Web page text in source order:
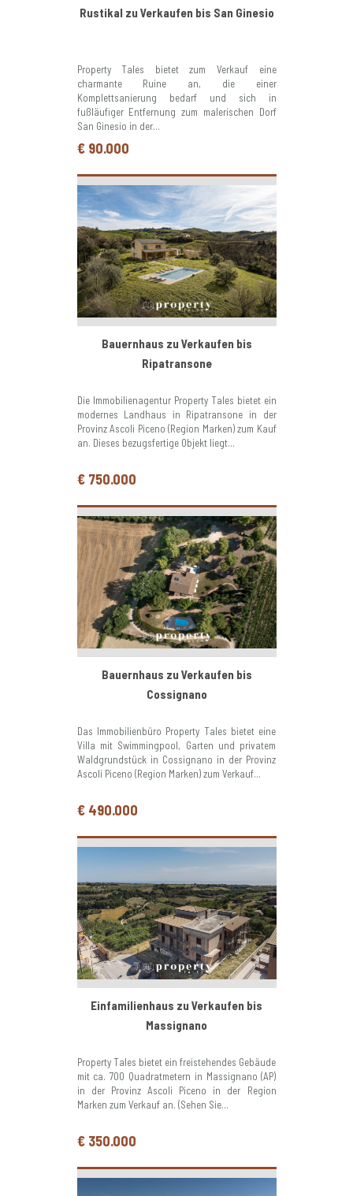
Rustikal zu Verkaufen bis San Ginesio
Property Tales bietet zum Verkauf eine
charmante Ruine an, die einer
Komplettsanierung bedarf und sich in
fußläufiger Entfernung zum malerischen Dorf
San Ginesio in der...
€ 90.000
Bauernhaus zu Verkaufen bis
Ripatransone
Die Immobilienagentur Property Tales bietet ein
modernes Landhaus in Ripatransone in der
Provinz Ascoli Piceno (Region Marken) zum Kauf
an. Dieses bezugsfertige Objekt liegt...
€ 750.000
Bauernhaus zu Verkaufen bis
Cossignano
Das Immobilienbüro Property Tales bietet eine
Villa mit Swimmingpool, Garten und privatem
Waldgrundstück in Cossignano in der Provinz
Ascoli Piceno (Region Marken) zum Verkauf...
€ 490.000
Einfamilienhaus zu Verkaufen bis
Massignano
Property Tales bietet ein freistehendes Gebäude
mit ca. 700 Quadratmetern in Massignano (AP)
in der Provinz Ascoli Piceno in der Region
Marken zum Verkauf an. (Sehen Sie...
€ 350.000